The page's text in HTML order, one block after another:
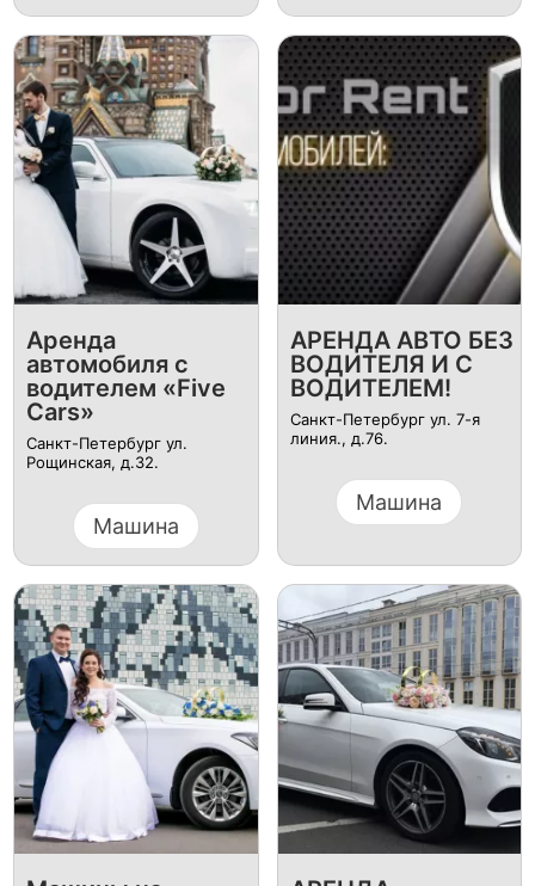
Аренда
автомобиля с
водителем «Five
Cars»
Санкт-Петербург ул.
Рощинская, д.32.
Машина
АРЕНДА АВТО БЕЗ
BOДИТEЛЯ И С
ВOДИТEЛEM!
Санкт-Петербург ул. 7-я
линия., д.76.
Машина